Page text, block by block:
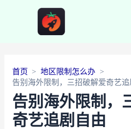
首页
地区限制怎么办
告别海外限制，三招破解爱奇艺追
告别海外限制，
奇艺追剧自由